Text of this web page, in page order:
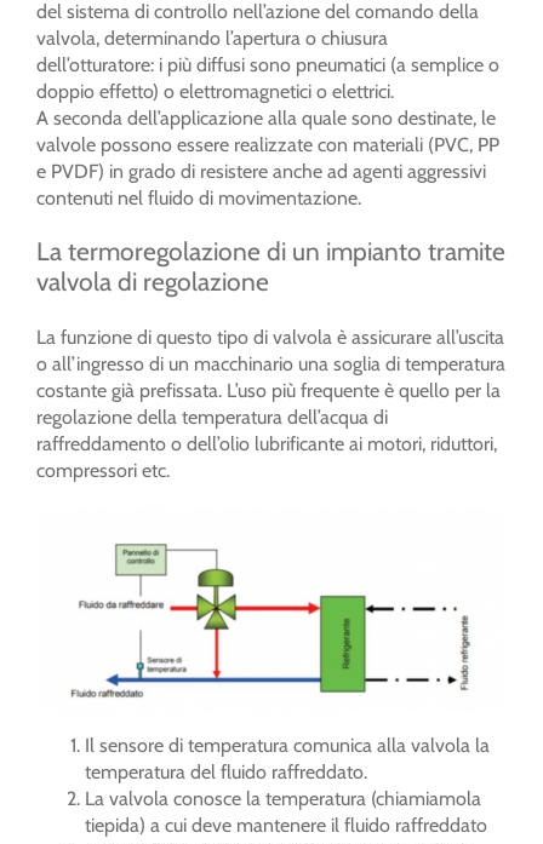
del sistema di controllo nell’azione del comando della
valvola, determinando l’apertura o chiusura
dell’otturatore: i più diffusi sono pneumatici (a semplice o
doppio effetto) o elettromagnetici o elettrici.
A seconda dell’applicazione alla quale sono destinate, le
valvole possono essere realizzate con materiali (PVC, PP
e PVDF) in grado di resistere anche ad agenti aggressivi
contenuti nel fluido di movimentazione.
La termoregolazione di un impianto tramite
valvola di regolazione
La funzione di questo tipo di valvola è assicurare all’uscita
o all’ingresso di un macchinario una soglia di temperatura
costante già prefissata. L’uso più frequente è quello per la
regolazione della temperatura dell’acqua di
raffreddamento o dell’olio lubrificante ai motori, riduttori,
compressori etc.
Il sensore di temperatura comunica alla valvola la
temperatura del fluido raffreddato.
La valvola conosce la temperatura (chiamiamola
tiepida) a cui deve mantenere il fluido raffreddato